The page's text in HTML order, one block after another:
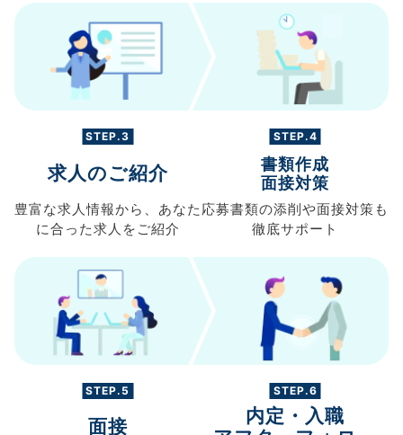
STEP.3
求人のご紹介
豊富な求人情報から、 あなた
に合った求人を ご紹介
STEP.4
書類作成
面接対策
応募書類の添削や面接対策も
徹底サポート
STEP.5
面接
STEP.6
内定・入職